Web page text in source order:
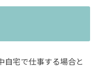
自宅で仕事する場合と